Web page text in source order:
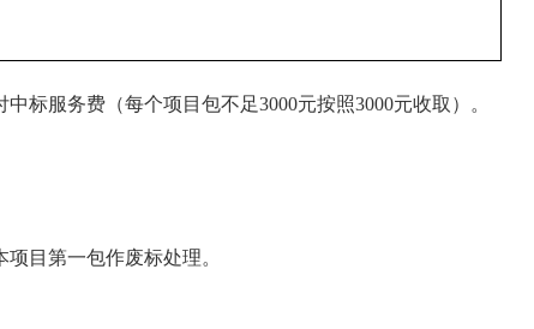
标服务费（每个项目包不足3000元按照3000元收取）。
目第一包作废标处理。